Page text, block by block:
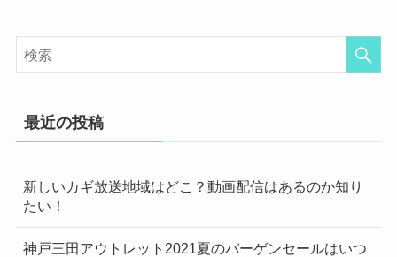
最近の投稿
新しいカギ放送地域はどこ？動画配信はあるのか知り
たい！
神戸三田アウトレット2021夏のバーゲンセールはいつ